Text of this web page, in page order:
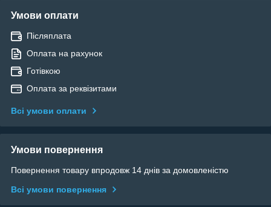
Умови оплати
Післяплата
Оплата на рахунок
Готівкою
Оплата за реквізитами
Всі умови оплати
Умови повернення
Повернення товару впродовж 14 днів за домовленістю
Всі умови повернення